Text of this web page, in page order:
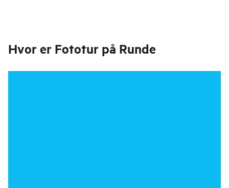
Hvor er Fototur på Runde